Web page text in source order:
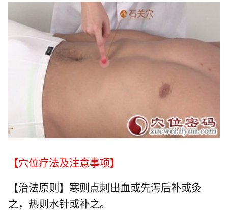
【穴位疗法及注意事项】
【治法原则】寒则点刺出血或先泻后补或灸
之，热则水针或补之。